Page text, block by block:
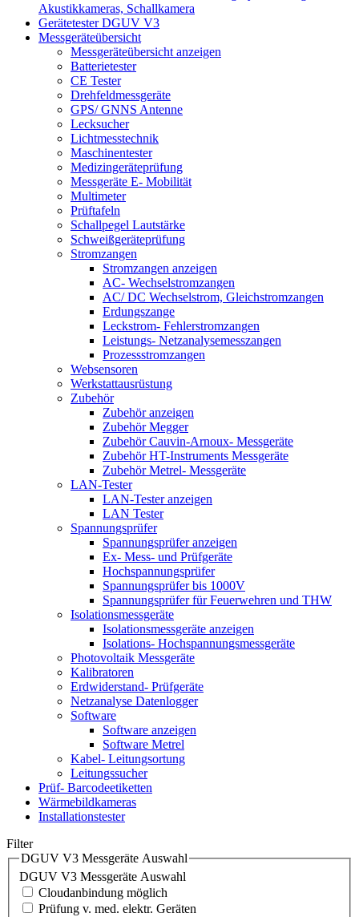
Akustikkameras, Schallkamera
Gerätetester DGUV V3
Messgeräteübersicht
Messgeräteübersicht anzeigen
Batterietester
CE Tester
Drehfeldmessgeräte
GPS/ GNNS Antenne
Lecksucher
Lichtmesstechnik
Maschinentester
Medizingeräteprüfung
Messgeräte E- Mobilität
Multimeter
Prüftafeln
Schallpegel Lautstärke
Schweißgeräteprüfung
Stromzangen
Stromzangen anzeigen
AC- Wechselstromzangen
AC/ DC Wechselstrom, Gleichstromzangen
Erdungszange
Leckstrom- Fehlerstromzangen
Leistungs- Netzanalysemesszangen
Prozessstromzangen
Websensoren
Werkstattausrüstung
Zubehör
Zubehör anzeigen
Zubehör Megger
Zubehör Cauvin-Arnoux- Messgeräte
Zubehör HT-Instruments Messgeräte
Zubehör Metrel- Messgeräte
LAN-Tester
LAN-Tester anzeigen
LAN Tester
Spannungsprüfer
Spannungsprüfer anzeigen
Ex- Mess- und Prüfgeräte
Hochspannungsprüfer
Spannungsprüfer bis 1000V
Spannungsprüfer für Feuerwehren und THW
Isolationsmessgeräte
Isolationsmessgeräte anzeigen
Isolations- Hochspannungsmessgeräte
Photovoltaik Messgeräte
Kalibratoren
Erdwiderstand- Prüfgeräte
Netzanalyse Datenlogger
Software
Software anzeigen
Software Metrel
Kabel- Leitungsortung
Leitungssucher
Prüf- Barcodeetiketten
Wärmebildkameras
Installationstester
Filter
DGUV V3 Messgeräte Auswahl
DGUV V3 Messgeräte Auswahl
Cloudanbindung möglich
Prüfung v. med. elektr. Geräten